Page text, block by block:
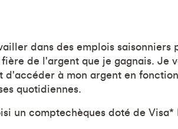
dans des emplois saisonniers
de l'argent que je gagnais. Je
à mon argent en
quotidiennes.
un comptechèques doté de